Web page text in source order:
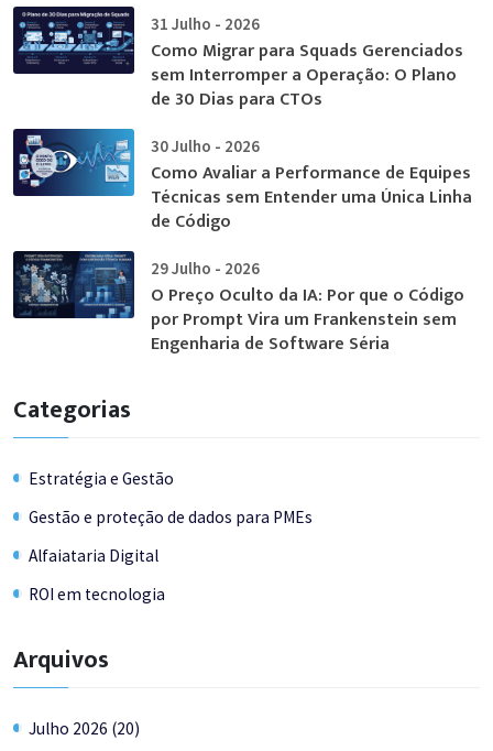
31 Julho - 2026
Como Migrar para Squads Gerenciados
sem Interromper a Operação: O Plano
de 30 Dias para CTOs
30 Julho - 2026
Como Avaliar a Performance de Equipes
Técnicas sem Entender uma Única Linha
de Código
29 Julho - 2026
O Preço Oculto da IA: Por que o Código
por Prompt Vira um Frankenstein sem
Engenharia de Software Séria
Categorias
Estratégia e Gestão
Gestão e proteção de dados para PMEs
Alfaiataria Digital
ROI em tecnologia
Arquivos
Julho 2026 (20)